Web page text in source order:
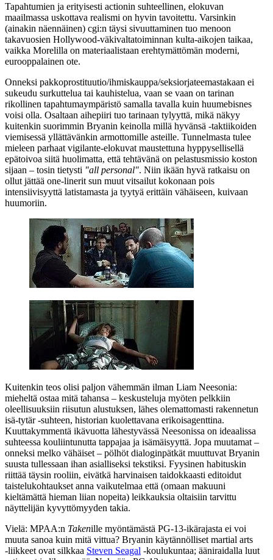
Tapahtumien ja erityisesti actionin suhteellinen, elokuvan
maailmassa uskottava realismi on hyvin tavoitettu. Varsinkin
(ainakin näennäinen) cgi:n täysi sivuuttaminen tuo menoon
takavuosien Hollywood-väkivaltatoiminnan kulta-aikojen taikaa,
vaikka Morelilla on materiaalistaan erehtymättömän moderni,
eurooppalainen ote.
Onneksi pakkoprostituutio/ihmiskauppa/seksiorjateemastakaan ei
sukeudu surkuttelua tai kauhistelua, vaan se vaan on tarinan
rikollinen tapahtumaympäristö samalla tavalla kuin huumebisnes
voisi olla. Osaltaan aihepiiri tuo tarinaan tylyyttä, mikä näkyy
kuitenkin suorimmin Bryanin keinolla millä hyvänsä ‑taktiikoiden
viemisessä yllättävänkin armottomille asteille. Tunnelmasta tulee
mieleen parhaat vigilante-elokuvat maustettuna hyppysellisellä
epätoivoa siitä huolimatta, että tehtävänä on pelastusmissio koston
sijaan – tosin tietysti "all personal". Niin ikään hyvä ratkaisu on
ollut jättää one‑linerit sun muut vitsailut kokonaan pois
intensiivisyyttä latistamasta ja tyytyä erittäin vähäiseen, kuivaan
huumoriin.
Kuitenkin teos olisi paljon vähemmän ilman Liam Neesonia:
mieheltä ostaa mitä tahansa – keskusteluja myöten pelkkiin
oleellisuuksiin riisutun alustuksen, lähes olemattomasti rakennetun
isä‑tytär ‑suhteen, historian kuolettavana erikoisagenttina.
Kuuttakymmentä ikävuotta lähestyvässä Neesonissa on ideaalissa
suhteessa kouliintunutta tappajaa ja isämäisyyttä. Jopa muutamat –
onneksi melko vähäiset – pölhöt dialoginpätkät muuttuvat Bryanin
suusta tullessaan ihan asialliseksi tekstiksi. Fyysinen habituskin
riittää täysin rooliin, eivätkä harvinaisen taidokkaasti editoidut
taistelukohtaukset anna vaikutelmaa että (omaan makuuni
kieltämättä hieman liian nopeita) leikkauksia oltaisiin tarvittu
näyttelijän kyvyttömyyden takia.
Vielä: MPAA:n Takenille myöntämästä PG‑13‑ikärajasta ei voi
muuta sanoa kuin mitä vittua? Bryanin käytännölliset martial arts
‑liikkeet ovat silkkaa Steven Seagal ‑koulukuntaa; ääniraidalla luut